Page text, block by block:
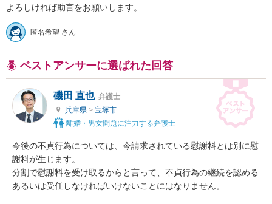
よろしければ助言をお願いします。
匿名希望 さん
ベストアンサーに選ばれた回答
磯田 直也 弁護士
兵庫県 > 宝塚市
離婚・男女問題に注力する弁護士
今後の不貞行為については、今請求されている慰謝料とは別に慰
謝料が生じます。
分割で慰謝料を受け取るからと言って、不貞行為の継続を認める
あるいは受任しなければいけないことにはなりません。